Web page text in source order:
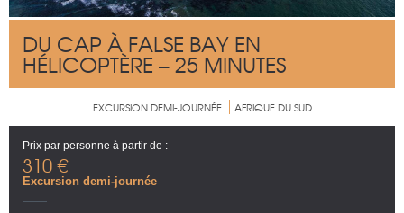
DU CAP À FALSE BAY EN
HÉLICOPTÈRE – 25 MINUTES
EXCURSION DEMI-JOURNÉE AFRIQUE DU SUD
Prix par personne à partir de :
310 €
Excursion demi-journée